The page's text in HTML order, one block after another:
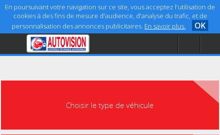
En poursuivant votre navigation sur ce site, vous acceptez l'utilisation de
cookies à des fins de mesure d'audience, d'analyse du trafic, et de
personnalisation des annonces publicitaires. En savoir plus. OK
Accueil
Aide
Choisir le type de véhicule